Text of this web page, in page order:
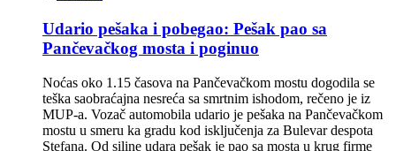
Udario pešaka i pobegao: Pešak pao sa
Pančevačkog mosta i poginuo
Noćas oko 1.15 časova na Pančevačkom mostu dogodila se
teška saobraćajna nesreća sa smrtnim ishodom, rečeno je iz
MUP-a. Vozač automobila udario je pešaka na Pančevačkom
mostu u smeru ka gradu kod isključenja za Bulevar despota
Stefana. Od siline udara pešak je pao sa mosta u krug firme